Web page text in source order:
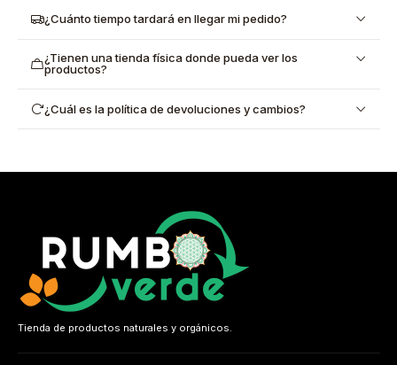
¿Cuánto tiempo tardará en llegar mi pedido?
¿Tienen una tienda física donde pueda ver los
productos?
¿Cuál es la política de devoluciones y cambios?
Tienda de productos naturales y orgánicos.